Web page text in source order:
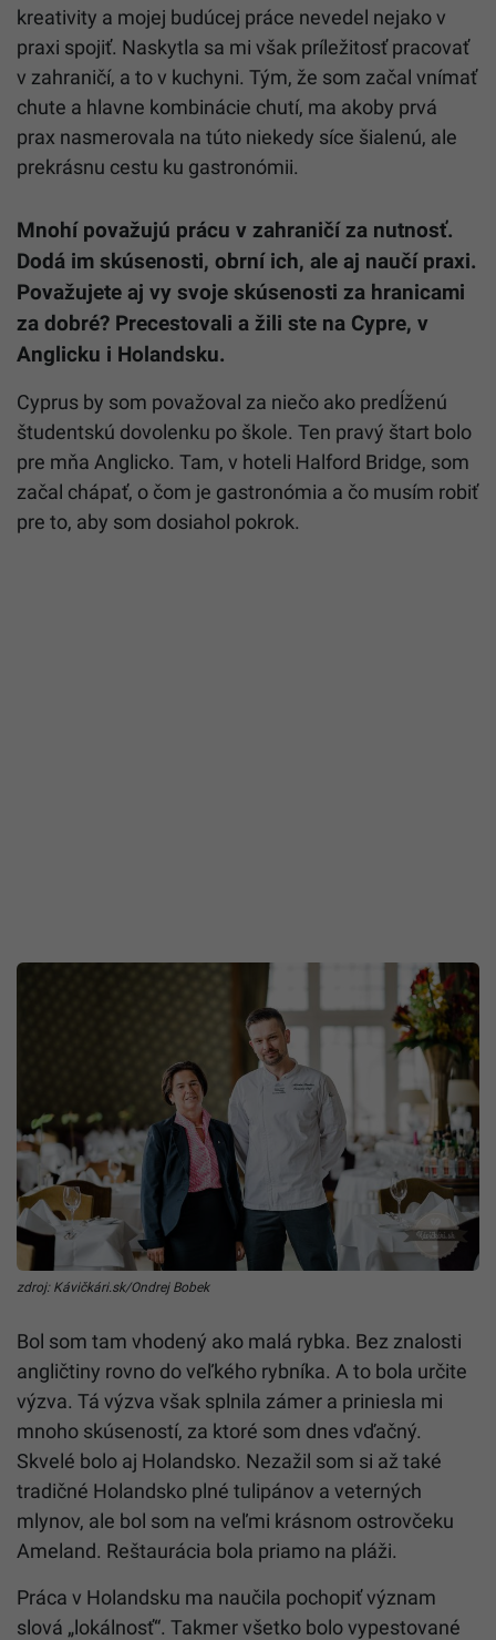
kreativity a mojej budúcej práce nevedel nejako v
praxi spojiť. Naskytla sa mi však príležitosť pracovať
v zahraničí, a to v kuchyni. Tým, že som začal vnímať
chute a hlavne kombinácie chutí, ma akoby prvá
prax nasmerovala na túto niekedy síce šialenú, ale
prekrásnu cestu ku gastronómii.
Mnohí považujú prácu v zahraničí za nutnosť.
Dodá im skúsenosti, obrní ich, ale aj naučí praxi.
Považujete aj vy svoje skúsenosti za hranicami
za dobré? Precestovali a žili ste na Cypre, v
Anglicku i Holandsku.
Cyprus by som považoval za niečo ako predĺženú
študentskú dovolenku po škole. Ten pravý štart bolo
pre mňa Anglicko. Tam, v hoteli Halford Bridge, som
začal chápať, o čom je gastronómia a čo musím robiť
pre to, aby som dosiahol pokrok.
zdroj: Kávičkári.sk/Ondrej Bobek
Bol som tam vhodený ako malá rybka. Bez znalosti
angličtiny rovno do veľkého rybníka. A to bola určite
výzva. Tá výzva však splnila zámer a priniesla mi
mnoho skúseností, za ktoré som dnes vďačný.
Skvelé bolo aj Holandsko. Nezažil som si až také
tradičné Holandsko plné tulipánov a veterných
mlynov, ale bol som na veľmi krásnom ostrovčeku
Ameland. Reštaurácia bola priamo na pláži.
Práca v Holandsku ma naučila pochopiť význam
slová „lokálnosť“. Takmer všetko bolo vypestované